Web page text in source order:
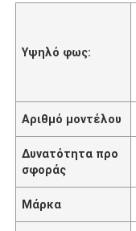
Υψηλό φως:
Αριθμό μοντέλου
Δυνατότητα προ
σφοράς
Μάρκα